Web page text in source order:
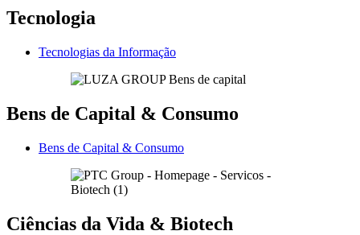
Tecnologia
Tecnologias da Informação
Bens de Capital & Consumo
Bens de Capital & Consumo
Ciências da Vida & Biotech